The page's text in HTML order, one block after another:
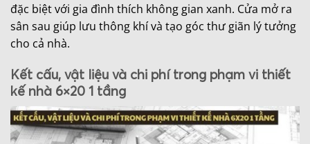
đặc biệt với gia đình thích không gian xanh. Cửa mở ra
sân sau giúp lưu thông khí và tạo góc thư giãn lý tưởng
cho cả nhà.
Kết cấu, vật liệu và chi phí trong phạm vi thiết
kế nhà 6×20 1 tầng